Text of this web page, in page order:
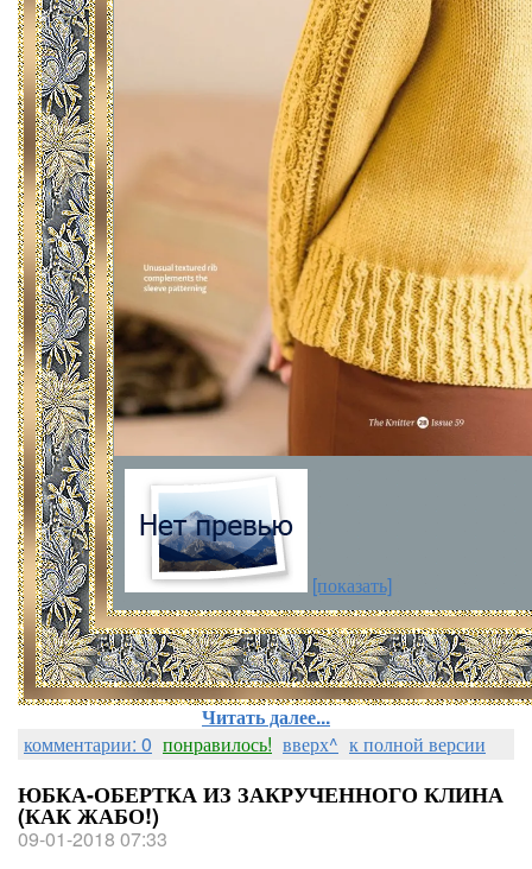
[показать]
Читать далее...
комментарии: 0 понравилось! вверх^ к полной версии
ЮБКА-ОБЕРТКА ИЗ ЗАКРУЧЕННОГО КЛИНА
(КАК ЖАБО!)
09-01-2018 07:33